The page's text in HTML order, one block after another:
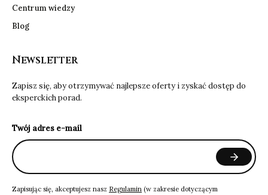
Centrum wiedzy
Blog
Newsletter
Zapisz się, aby otrzymywać najlepsze oferty i zyskać dostęp do
eksperckich porad.
Twój adres e-mail
Zapisując się, akceptujesz nasz Regulamin (w zakresie dotyczącym